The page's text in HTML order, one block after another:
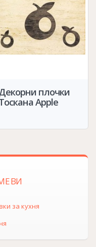
плочки
Apple
ВИ
за кухня